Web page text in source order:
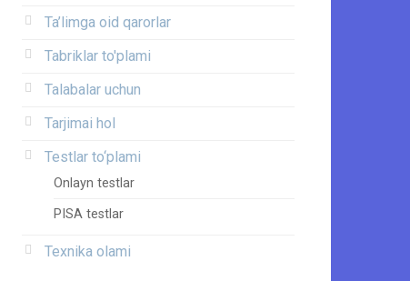
Ta’limga oid qarorlar
Tabriklar to'plami
Talabalar uchun
Tarjimai hol
Testlar to‘plami
Onlayn testlar
PISA testlar
Texnika olami